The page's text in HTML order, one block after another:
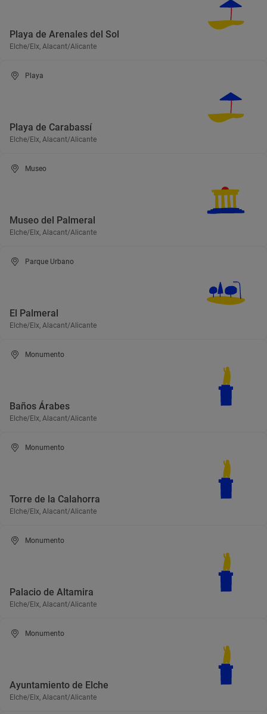
Playa de Arenales del Sol
Elche/Elx, Alacant/Alicante
Playa
Playa de Carabassí
Elche/Elx, Alacant/Alicante
Museo
Museo del Palmeral
Elche/Elx, Alacant/Alicante
Parque Urbano
El Palmeral
Elche/Elx, Alacant/Alicante
Monumento
Baños Árabes
Elche/Elx, Alacant/Alicante
Monumento
Torre de la Calahorra
Elche/Elx, Alacant/Alicante
Monumento
Palacio de Altamira
Elche/Elx, Alacant/Alicante
Monumento
Ayuntamiento de Elche
Elche/Elx, Alacant/Alicante